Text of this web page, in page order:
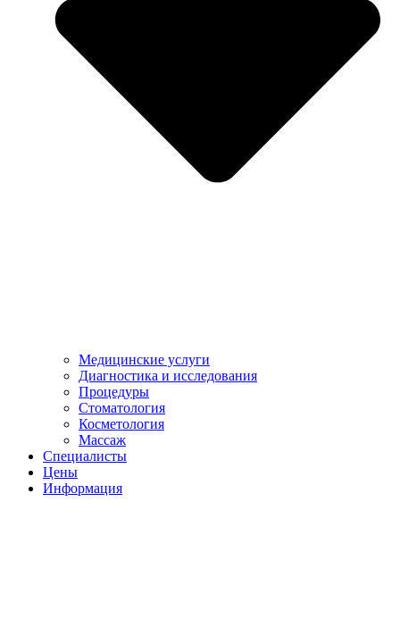
Медицинские услуги
Диагностика и исследования
Процедуры
Стоматология
Косметология
Массаж
Специалисты
Цены
Информация